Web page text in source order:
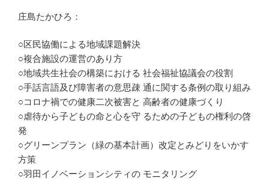
庄島たかひろ：
○区民協働による地域課題解決
○複合施設の運営のあり方
○地域共生社会の構築における 社会福祉協議会の役割
○手話言語及び障害者の意思疎 通に関する条例の取り組み
○コロナ禍での健康二次被害と 高齢者の健康づくり
○虐待から子どもの命と心を守 るための子どもの権利の啓
発
○グリーンプラン（緑の基本計画）改定とみどりをいかす
方策
○羽田イノベーションシティの モニタリング